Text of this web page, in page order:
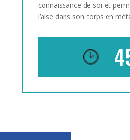
connaissance de soi et
l’aise dans son corps en